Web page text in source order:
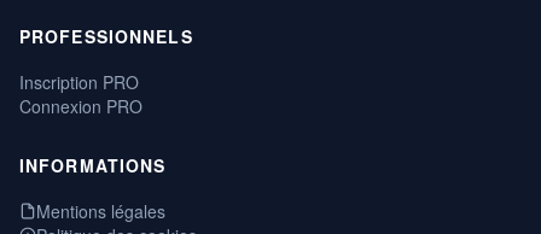
PROFESSIONNELS
Inscription PRO
Connexion PRO
INFORMATIONS
Mentions légales